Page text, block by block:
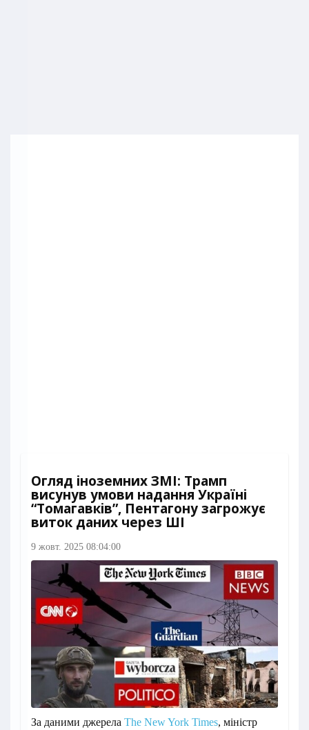
Огляд іноземних ЗМІ: Трамп
висунув умови надання Україні
“Томагавків”, Пентагону загрожує
виток даних через ШІ
9 жовт. 2025 08:04:00
За даними джерела The New York Times, міністр